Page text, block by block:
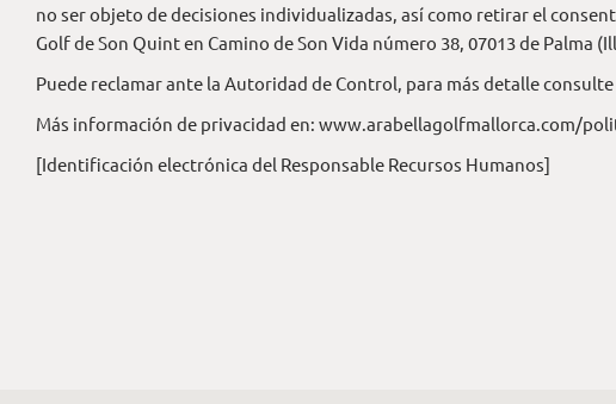
no ser objeto de decisiones individualizadas, así como retirar el
Golf de Son Quint en Camino de Son Vida número 38, 07013 de
Puede reclamar ante la Autoridad de Control, para más detalle consulte
Más información de privacidad en: www.arabellagolfmallorca.com/
[Identificación electrónica del Responsable Recursos Humanos]